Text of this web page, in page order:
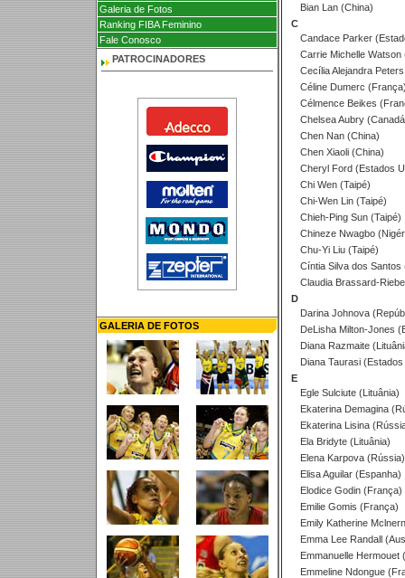
Galeria de Fotos
Ranking FIBA Feminino
Fale Conosco
PATROCINADORES
GALERIA DE FOTOS
Bian Lan (China)
C
Candace Parker
Carrie Michelle Watson
Cecília Alejandra
Céline Dumerc
Célmence Beikes
Chelsea Aubry
Chen Nan (China)
Chen Xiaoli (China)
Cheryl Ford (Estados
Chi Wen (Taipé)
Chi-Wen Lin (Taipé)
Chieh-Ping Sun (Taipé)
Chineze Nwagbo
Chu-Yi Liu (Taipé)
Cíntia Silva dos Santos
Claudia Brassard-
D
Darina Johnova
DeLisha Milton-Jones
Diana Razmaite
Diana Taurasi
E
Egle Sulciute (Lituânia)
Ekaterina Demagina
Ekaterina Lisina
Ela Bridyte (Lituânia)
Elena Karpova (Rússia)
Elisa Aguilar (Espanha)
Elodice Godin (França)
Emilie Gomis (França)
Emily Katherine
Emma Lee Randall
Emmanuelle Hermouet
Emmeline Ndongue